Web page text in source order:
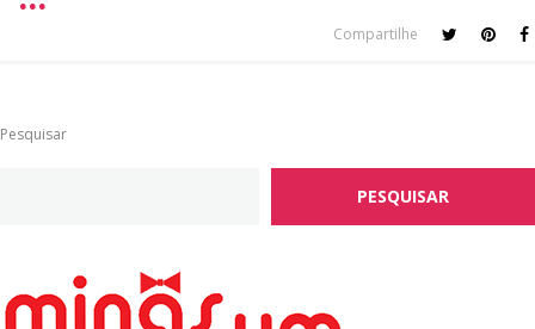
Compartilhe
Pesquisar
PESQUISAR